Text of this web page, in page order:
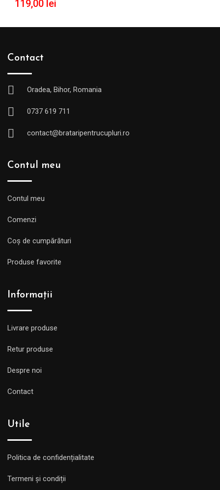
119,00 lei
Contact
Oradea, Bihor, Romania
0737 619 711
contact@brataripentrucupluri.ro
Contul meu
Contul meu
Comenzi
Coș de cumpărături
Produse favorite
Informații
Livrare produse
Retur produse
Despre noi
Contact
Utile
Politica de confidențialitate
Termeni și condiții